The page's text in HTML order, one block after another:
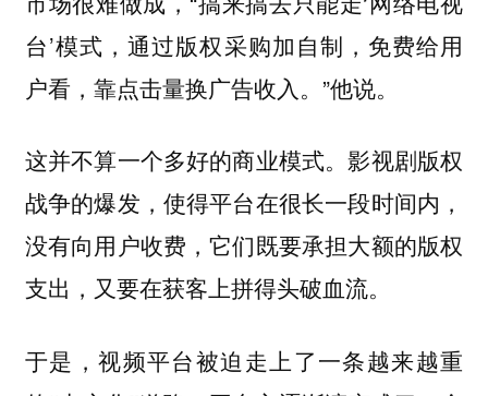
台’模式，通过版权采购加自制，免费给用
户看，靠点击量换广告收入。”他说。
这并不算一个多好的商业模式。影视剧版权
战争的爆发，使得平台在很长一段时间内，
没有向用户收费，它们既要承担大额的版权
支出，又要在获客上拼得头破血流。
于是，视频平台被迫走上了一条越来越重